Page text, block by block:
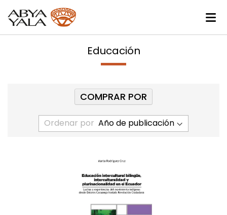
Educación
Ordenar por
COMPRAR POR